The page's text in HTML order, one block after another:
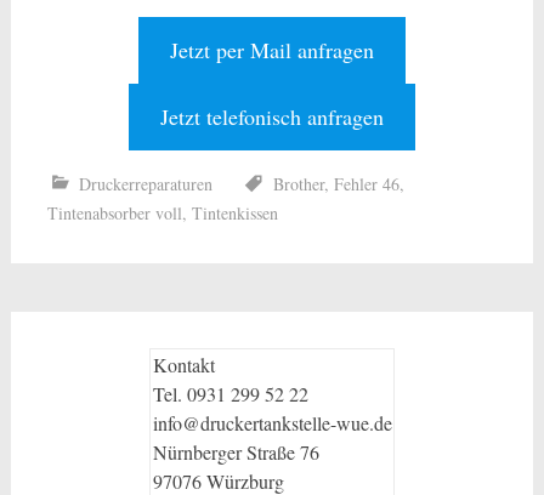
Jetzt per Mail anfragen
Jetzt telefonisch anfragen
Druckerreparaturen Brother, Fehler 46,
Tintenabsorber voll, Tintenkissen
Kontakt
Tel. 0931 299 52 22
info@druckertankstelle-wue.de
Nürnberger Straße 76
97076 Würzburg